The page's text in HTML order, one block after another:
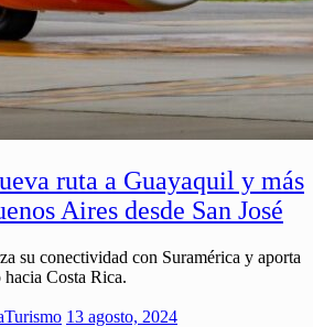
ruta a Guayaquil y más
Aires desde San José
su conectividad con Suramérica y aporta
Costa Rica.
Turismo 13 agosto, 2024